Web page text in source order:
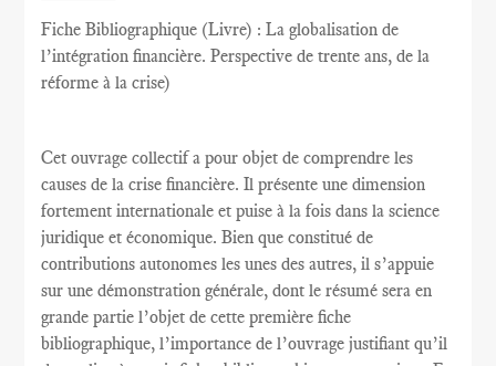
Fiche Bibliographique (Livre) : La globalisation de
l’intégration financière. Perspective de trente ans, de la
réforme à la crise)
Cet ouvrage collectif a pour objet de comprendre les
causes de la crise financière. Il présente une dimension
fortement internationale et puise à la fois dans la science
juridique et économique. Bien que constitué de
contributions autonomes les unes des autres, il s’appuie
sur une démonstration générale, dont le résumé sera en
grande partie l’objet de cette première fiche
bibliographique, l’importance de l’ouvrage justifiant qu’il